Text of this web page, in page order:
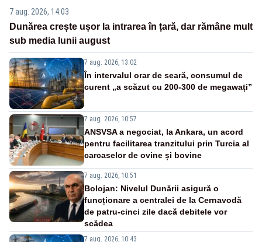
7 aug. 2026, 14:03
Dunărea crește ușor la intrarea în țară, dar rămâne mult
sub media lunii august
7 aug. 2026, 13:02
În intervalul orar de seară, consumul de
curent „a scăzut cu 200-300 de megawați”
7 aug. 2026, 10:57
ANSVSA a negociat, la Ankara, un acord
pentru facilitarea tranzitului prin Turcia al
carcaselor de ovine și bovine
7 aug. 2026, 10:51
Bolojan: Nivelul Dunării asigură o
funcționare a centralei de la Cernavodă
de patru-cinci zile dacă debitele vor
scădea
7 aug. 2026, 10:43